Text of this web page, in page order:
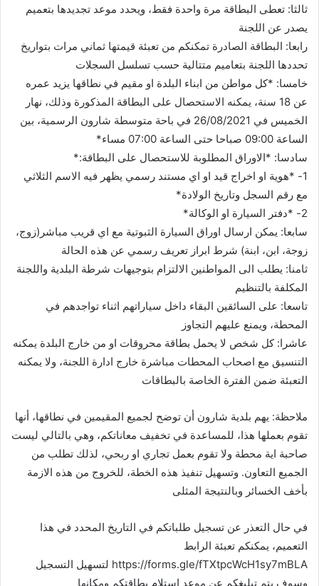
ثالثا: تعطى البطاقة مرة واحدة فقط، ويحدد موعد تجديدها بتعميم
يصدر عن اللجنة
رابعا: البطاقة الصادرة تمكنكم من تعبئة قيمتها ثماني مرات بتواريخ
تحددها اللجنة بتعاميم متتالية حسب تسلسل السجلات
خامسا: *كل مواطن من ابناء البلدة او مقيم في نطاقها يزيد عمره
عن 18 سنة، يمكنه الاستحصال على البطاقة المذكورة وذلك، نهار
الخميس في 26/08/2021 في باحة متوسطة شارون الرسمية، بين
الساعة 09:00 صباحا حتى الساعة 07:00 مساء*
سادسا: *الاوراق المطلوبة للاستحصال على البطاقة:*
1- *هوية او اخراج قيد او اي مستند رسمي يظهر فيه الاسم الثلاثي
مع رقم السجل وتاريخ الولادة*
2- *دفتر السيارة او الوكالة*
سابعا: يمكن ارسال اوراق السيارة الثبوتية مع اي قريب مباشر(زوج،
زوجة، ابن، ابنة) شرط ابراز تعريف رسمي عن هذه الحالة
ثامنا: يطلب الى المواطنين الالتزام بتوجيهات شرطة البلدية واللجنة
المكلفة بالتنظيم
تاسعا: على السائقين البقاء داخل سياراتهم اثناء تواجدهم في
المحطة، ويمنع عليهم التجاوز
عاشرا: كل شخص لا يحمل بطاقة محروقات او من خارج البلدة يمكنه
التنسيق مع اصحاب المحطات مباشرة خارج ادارة اللجنة، ولا يمكنه
التعبئة ضمن الفترة الخاصة بالبطاقات
ملاحظة: يهم بلدية شارون أن توضح لجميع المقيمين في نطاقها، أنها
تقوم بعملها هذا، للمساعدة في تخفيف معاناتكم، وهي بالتالي ليست
صاحبة اية محطة ولا تقوم بعمل تجاري او ربحي، لذلك تطلب من
الجميع التعاون. وتسهيل تنفيذ هذه الخطة، للخروج من هذه الازمة
بأخف الخسائر وبالنتيجة المثلى
في حال التعذر عن تسجيل طلباتكم في التاريخ المحدد في هذا
التعميم، يمكنكم تعبئة الرابط
https://forms.gle/fTXtpcWcH1sy7mBLA لتسهيل التسجيل
وسوف يتم تبليغكم عن موعد استلام بطاقتكم ومكانها